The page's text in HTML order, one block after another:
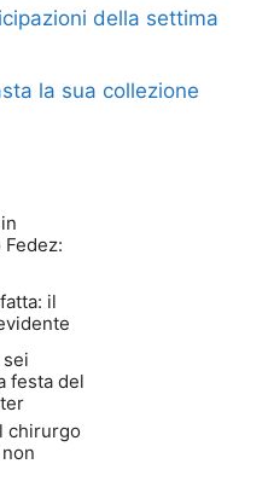
della settima
la sua collezione
il
festa del
chirurgo